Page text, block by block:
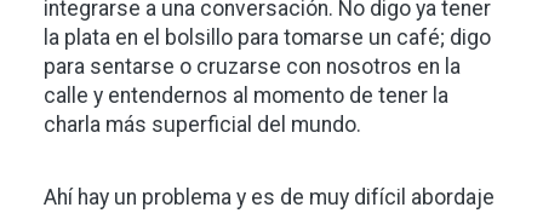
integrarse a una conversación. No digo ya tener
la plata en el bolsillo para tomarse un café; digo
para sentarse o cruzarse con nosotros en la
calle y entendernos al momento de tener la
charla más superficial del mundo.
Ahí hay un problema y es de muy difícil abordaje